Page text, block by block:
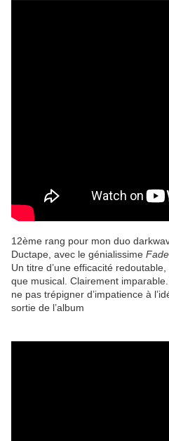
12ème rang pour mon duo
Ductape, avec le génialissime
Un titre d’une efficacité
que musical. Clairement
ne pas trépigner d’impatience à
sortie de l’album